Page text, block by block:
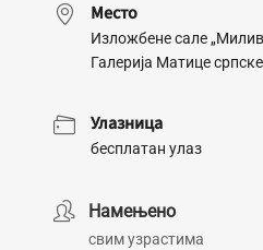
Место
Изложбене сале
Галерија Матице српске
Улазница
бесплатан улаз
Намењено
свим узрастима